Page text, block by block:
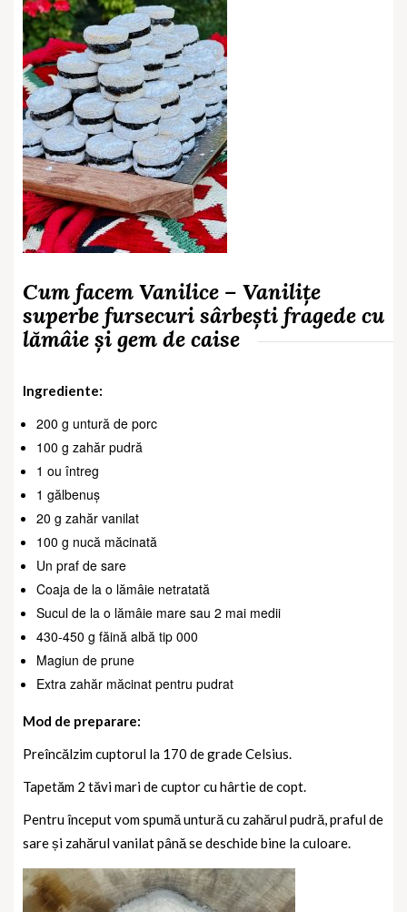
Cum facemVanilice – Vanilițe
superbe fursecuri sârbești fragede cu
lămâie și gem de caise
Ingrediente:
200 g untură de porc
100 g zahăr pudră
1 ou întreg
1 gălbenuș
20 g zahăr vanilat
100 g nucă măcinată
Un praf de sare
Coaja de la o lămâie netratată
Sucul de la o lămâie mare sau 2 mai medii
430-450 g făină albă tip 000
Magiun de prune
Extra zahăr măcinat pentru pudrat
Mod de preparare:
Preîncălzim cuptorul la 170 de grade Celsius.
Tapetăm 2 tăvi mari de cuptor cu hârtie de copt.
Pentru început vom spumă untură cu zahărul pudră, praful de
sare și zahărul vanilat până se deschide bine la culoare.